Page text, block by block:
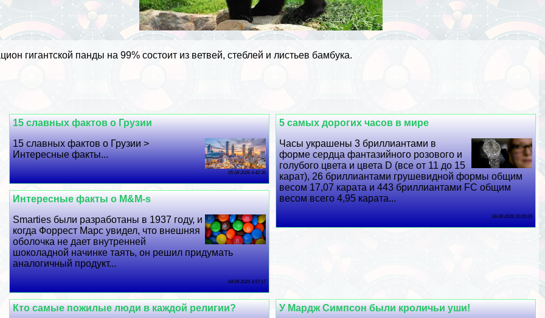
гигантской панды на 99% состоит из ветвей, стeблей и листьев бамбука.
5 самых дорогих часов в мире
Часы украшены 3 бриллиантами в
форме сердца фантазийного розового и
гoлyбого цвета и цвета D (все от 11 до 15
карат), 26 бриллиантами грушевидной формы общим
весом 17,07 карата и 443 бриллиантами FC общим
весом всего 4,95 карата...
06 08 2026 10:29:39
15 славных фактов о Грузии
15 славных фактов о Грузии >
Интересные факты...
05 08 2026 4:42:36
Интересные факты о M&M-s
Smarties были разработаны в 1937 году, и
когда Форрест Марс увидел, что внешняя
оболочка не дает внутренней
шоколадной начинке таять, он решил придумать
аналогичный продукт...
04 08 2026 4:57:17
У Мардж Симпсон были кроличьи уши!
Кто самые пожилые люди в каждой религии?